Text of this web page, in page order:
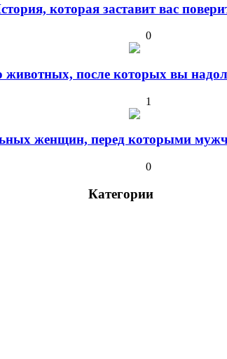
которая заставит вас
0
после которых вы
1
женщин, перед которыми
0
Категории